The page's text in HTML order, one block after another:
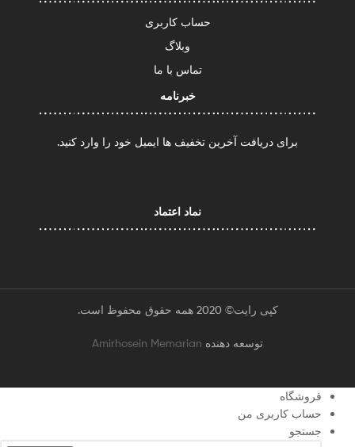
حساب کاربری
وبلاگ
تماس با ما
خبرنامه
برای دریافت آخرین تخفیف ها ایمیل خود را وارد کنید.
نماد اعتماد
کپی رایت© 2020 همه حقوق محفوظ است.
توسعه دهنده Amirhosein Memarian
فروشگاه
حساب کاربری من
جستجو